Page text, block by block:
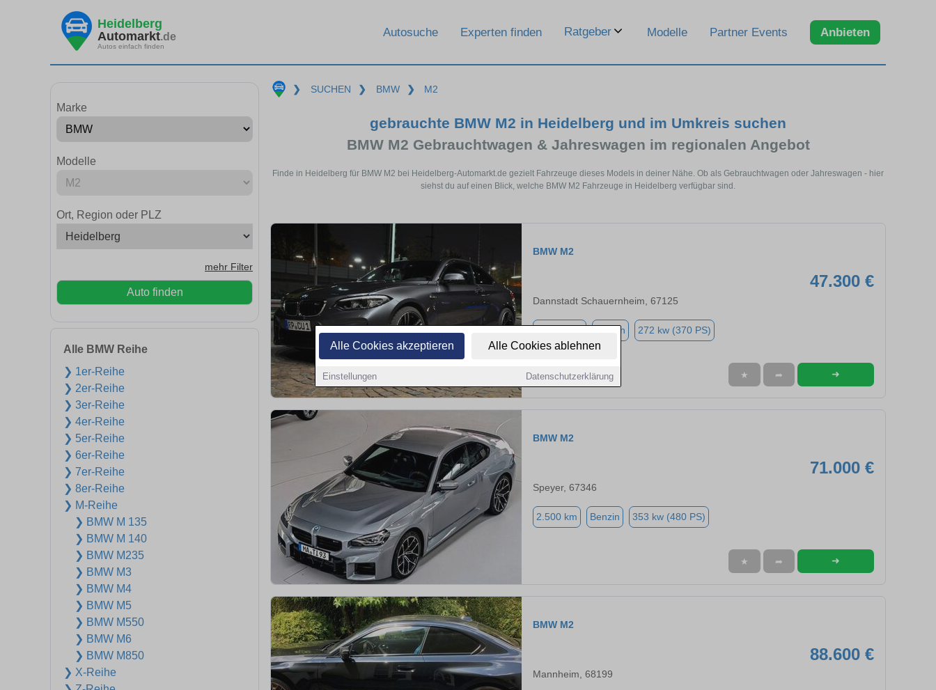
Alle Cookies akzeptieren Alle Cookies ablehnen
Einstellungen Datenschutzerklärung
Heidelberg
Automarkt.de
Autos einfach finden
Autosuche Experten finden Ratgeber Modelle Partner Events Anbieten
Marke
Modelle
Ort, Region oder PLZ
mehr Filter
Auto finden
Alle BMW Reihe
❯ 1er-Reihe
❯ 2er-Reihe
❯ 3er-Reihe
❯ 4er-Reihe
❯ 5er-Reihe
❯ 6er-Reihe
❯ 7er-Reihe
❯ 8er-Reihe
❯ M-Reihe
❯ BMW M 135
❯ BMW M 140
❯ BMW M235
❯ BMW M3
❯ BMW M4
❯ BMW M5
❯ BMW M550
❯ BMW M6
❯ BMW M850
❯ X-Reihe
❯ SUCHEN ❯ BMW ❯ M2
gebrauchte BMW M2 in Heidelberg und im Umkreis suchen
BMW M2 Gebrauchtwagen & Jahreswagen im regionalen Angebot
Finde in Heidelberg für BMW M2 bei Heidelberg-Automarkt.de gezielt Fahrzeuge dieses Models in deiner Nähe. Ob als Gebrauchtwagen oder Jahreswagen - hier
siehst du auf einen Blick, welche BMW M2 Fahrzeuge in Heidelberg verfügbar sind.
BMW M2
47.300 €
Dannstadt Schauernheim, 67125
Benzin 272 kw (370 PS)
★ ➦ ➜
BMW M2
71.000 €
Speyer, 67346
2.500 km Benzin 353 kw (480 PS)
★ ➦ ➜
BMW M2
88.600 €
Mannheim, 68199